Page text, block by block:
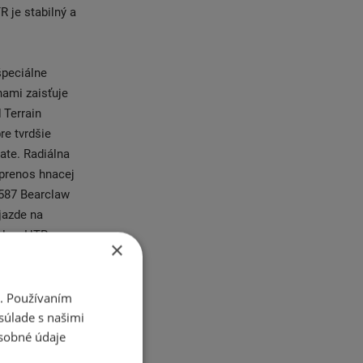
je stabilný a
zaisťuje
tvrdšie
Radiálna
hnacej
Bearclaw
na
HTR
a
traktory
alebo
×
Používaním
s našimi
údaje